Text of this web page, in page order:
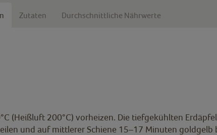
Zutaten Durchschnittliche Nährwerte
(Heißluft 200°C) vorheizen. Die tiefgekühlten
und auf mittlerer Schiene 15–17 Minuten goldgelb